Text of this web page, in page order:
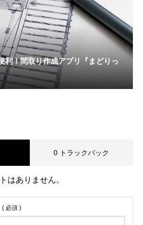
利！間取り作成アプリ『まどりっ
0 トラックバック
はありません。
( 必須 )